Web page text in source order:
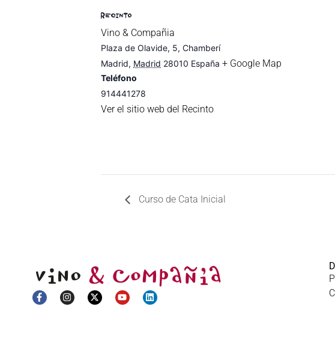
RECINTO
Vino & Compañia
Plaza de Olavide, 5, Chamberí
Madrid, Madrid 28010 España + Google Map
Teléfono
914441278
Ver el sitio web del Recinto
Curso de Cata Inicial